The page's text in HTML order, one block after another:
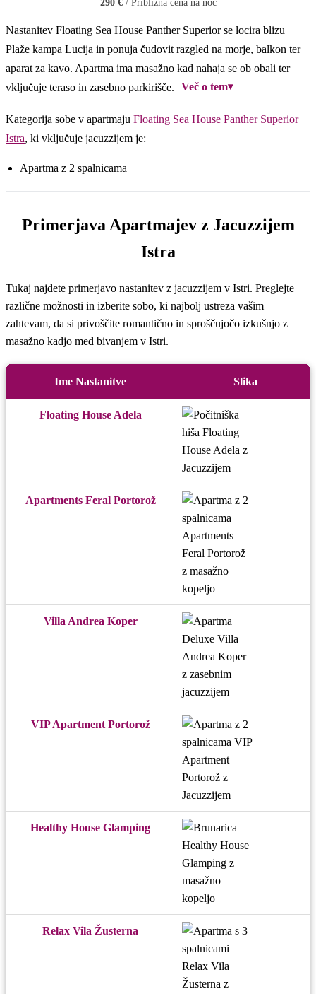
290 €/ Približna cena na noč
Nastanitev Floating Sea House Panther Superior se locira blizu
Plaže kampa Lucija in ponuja čudovit razgled na morje, balkon ter
aparat za kavo. Apartma ima masažno kad nahaja se ob obali ter
vključuje teraso in zasebno parkirišče.
Več o tem▾
Kategorija sobe v apartmaju Floating Sea House Panther Superior
Istra, ki vključuje jacuzzijem je:
Apartma z 2 spalnicama
Primerjava Apartmajev z Jacuzzijem
Istra
Tukaj najdete primerjavo nastanitev z jacuzzijem v Istri. Preglejte
različne možnosti in izberite sobo, ki najbolj ustreza vašim
zahtevam, da si privoščite romantično in sproščujočo izkušnjo z
masažno kadjo med bivanjem v Istri.
Ime Nastanitve Slika
Floating House Adela
Apartments Feral Portorož
Villa Andrea Koper
VIP Apartment Portorož
Healthy House Glamping
Relax Vila Žusterna